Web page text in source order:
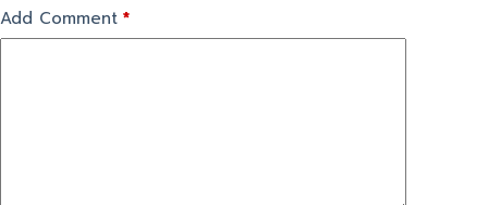
Add Comment *